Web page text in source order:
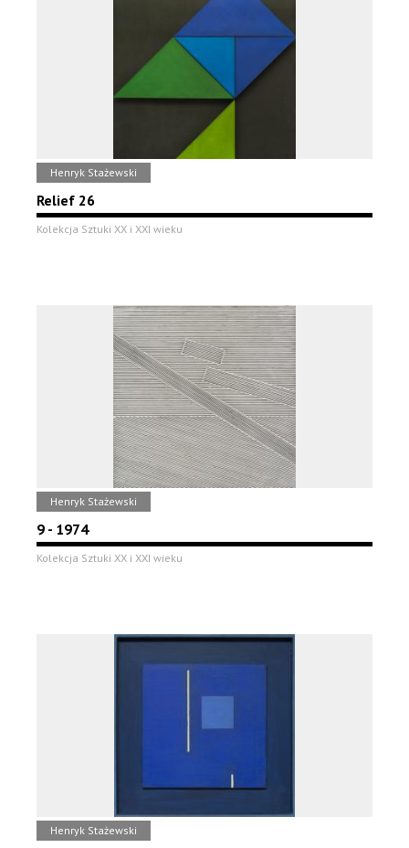
Henryk Stażewski
Relief 26
Kolekcja Sztuki XX i XXI wieku
Henryk Stażewski
9 - 1974
Kolekcja Sztuki XX i XXI wieku
Henryk Stażewski